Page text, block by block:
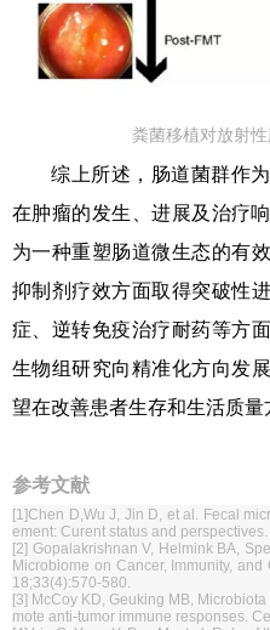
粪菌移植对放射
综上所述，肠道菌群作
在肿瘤的发生、进展及治疗
为一种重塑肠道微生态的有
抑制剂疗效方面取得突破性
症、逆转免疫治疗耐药等方
生物组研究向精准化方向发
望在改善患者生存和生活质量
参考文献
[1]Chen D,Wu J, Jin D, et al. Fecal
ement: Curent status and
[2] Gopalakrishnan V, Helmink BA,
Microbiome on Cancer, Immunity,
18;33(4):570-580.
[3] McCoy KD, Geuking MB,
mote anti-tumor immune responses.